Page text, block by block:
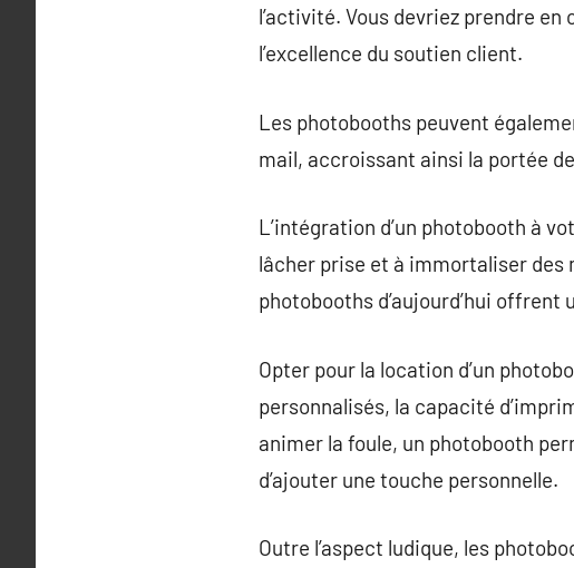
l’activité. Vous devriez prendre
l’excellence du soutien client.
Les photobooths peuvent
mail, accroissant ainsi la portée
L’intégration d’un photobooth à
lâcher prise et à immortaliser des
photobooths d’aujourd’hui
Opter pour la location d’un
personnalisés, la capacité
animer la foule, un photobooth
d’ajouter une touche personnelle.
Outre l’aspect ludique, les